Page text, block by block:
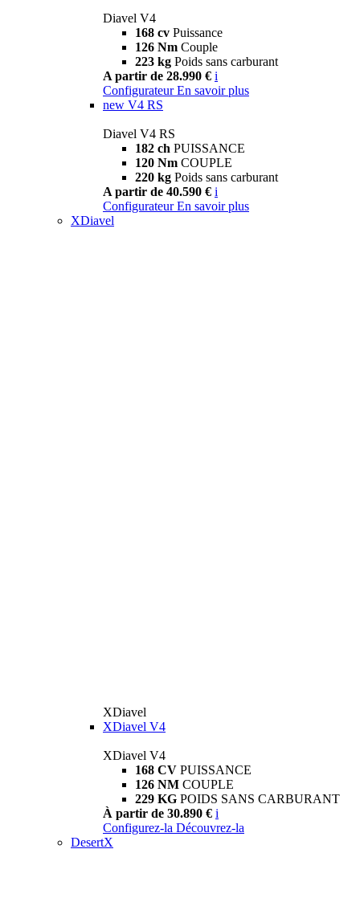
Diavel V4
168 cv Puissance
126 Nm Couple
223 kg Poids sans carburant
A partir de 28.990 € i
Configurateur En savoir plus
new V4 RS
Diavel V4 RS
182 ch PUISSANCE
120 Nm COUPLE
220 kg Poids sans carburant
A partir de 40.590 € i
Configurateur En savoir plus
XDiavel
XDiavel
XDiavel V4
XDiavel V4
168 CV PUISSANCE
126 NM COUPLE
229 KG POIDS SANS CARBURANT
À partir de 30.890 € i
Configurez-la Découvrez-la
DesertX